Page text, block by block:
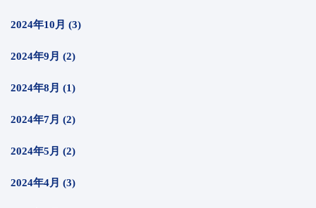
2024年10月 (3)
2024年9月 (2)
2024年8月 (1)
2024年7月 (2)
2024年5月 (2)
2024年4月 (3)